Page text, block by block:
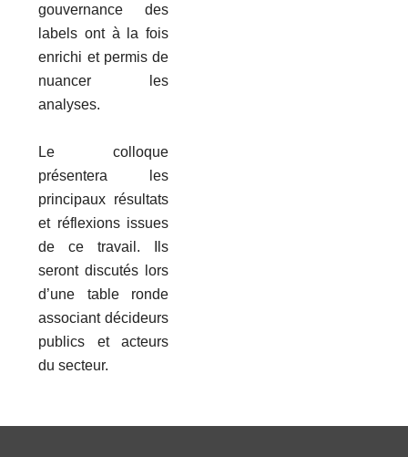
gouvernance des
labels ont à la fois
enrichi et permis de
nuancer les
analyses.
Le colloque
présentera les
principaux résultats
et réflexions issues
de ce travail. Ils
seront discutés lors
d’une table ronde
associant décideurs
publics et acteurs
du secteur.